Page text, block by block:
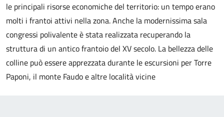
le principali risorse economiche del territorio: un tempo erano
molti i frantoi attivi nella zona. Anche la modernissima sala
congressi polivalente è stata realizzata recuperando la
struttura di un antico frantoio del XV secolo. La bellezza delle
colline può essere apprezzata durante le escursioni per Torre
Paponi, il monte Faudo e altre località vicine